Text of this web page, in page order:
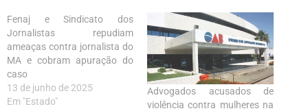
Fenaj e Sindicato dos
Jornalistas repudiam
ameaças contra jornalista do
MA e cobram apuração do
caso
13 de junho de 2025
Em "Estado"
Advogados acusados de
violência contra mulheres na